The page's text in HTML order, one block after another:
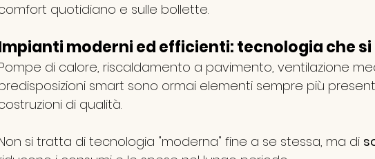
quotidiano e sulle bollette.
moderni ed efficienti: tecnologia che
di calore, riscaldamento a pavimento, ventilazione
smart sono ormai elementi sempre più
di qualità.
si tratta di tecnologia "moderna" fine a se stessa, ma di